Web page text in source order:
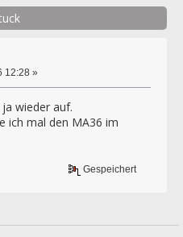
12:28 »
wieder auf.
ich mal den MA36 im
Gespeichert